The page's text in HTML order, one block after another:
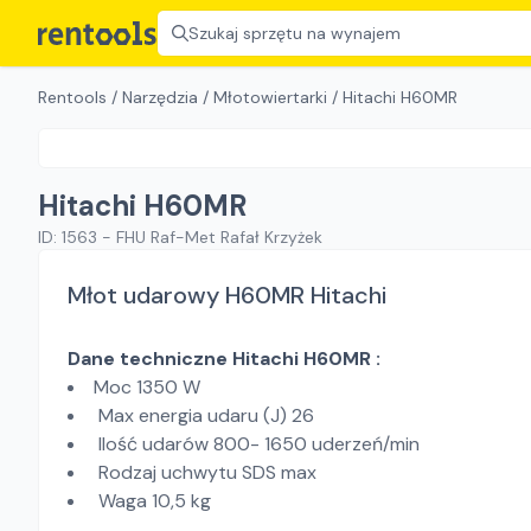
Szukaj sprzętu na wynajem
Rentools / Narzędzia / Młotowiertarki / Hitachi H60MR
Hitachi H60MR
ID: 1563 - FHU Raf-Met Rafał Krzyżek
Młot udarowy H60MR Hitachi
Dane techniczne Hitachi H60MR :
Moc 1350 W
Max energia udaru (J) 26
Ilość udarów 800- 1650 uderzeń/min
Rodzaj uchwytu SDS max
Waga 10,5 kg